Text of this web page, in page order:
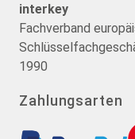
interkey
Fachverband
1990
Zahlungsarten